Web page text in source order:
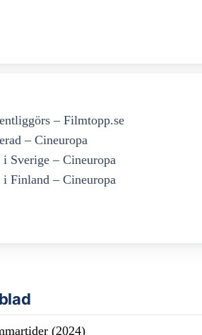
– Filmtopp.se
– Cineuropa
Sverige – Cineuropa
Finland – Cineuropa
(2024)